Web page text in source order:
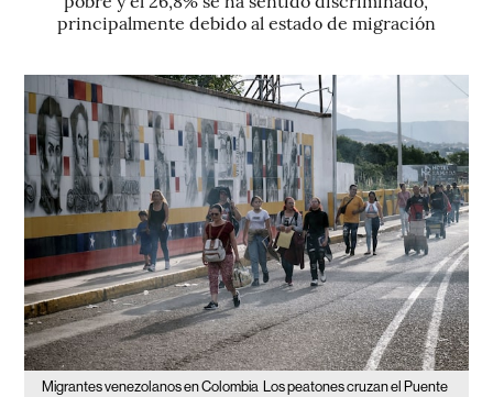
principalmente debido al estado de migración
Migrantes venezolanos en Colombia
Los peatones cruzan el Puente